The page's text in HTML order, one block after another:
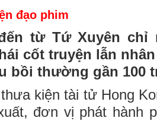
đạo phim
từ Tứ Xuyên chỉ
cốt truyện lẫn
bồi thường gần 100
kiện tài tử Hong
đơn vị phát hành